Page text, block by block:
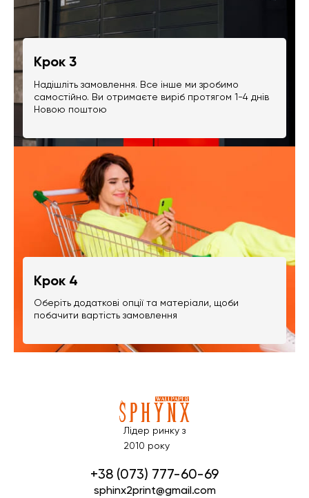
Крок 3
Надішліть замовлення. Все інше ми зробимо
самостійно. Ви отримаєте виріб протягом 1-4 днів
Новою поштою
Крок 4
Оберіть додаткові опції та матеріали, щоби
побачити вартість замовлення
Лідер ринку з
2010 року
+38 (073) 777-60-69
sphinx2print@gmail.com